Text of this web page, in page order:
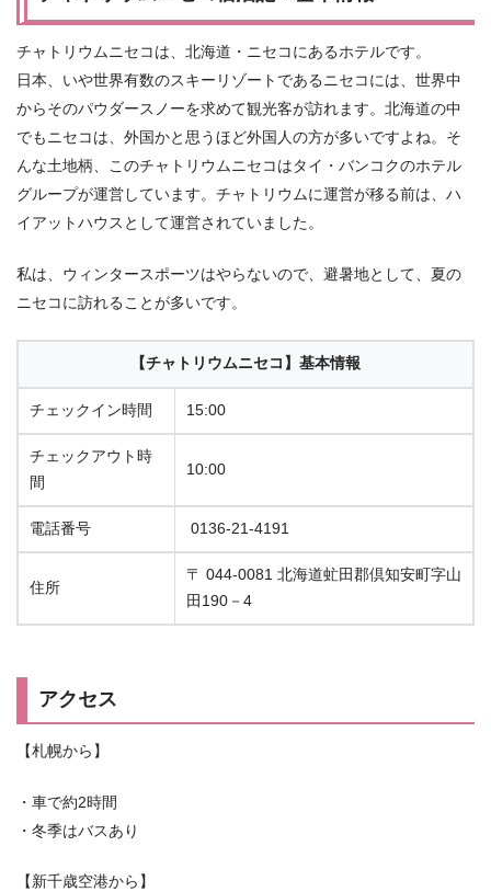
チャトリウムニセコは、北海道・ニセコにあるホテルです。
日本、いや世界有数のスキーリゾートであるニセコには、世界中
からそのパウダースノーを求めて観光客が訪れます。北海道の中
でもニセコは、外国かと思うほど外国人の方が多いですよね。そ
んな土地柄、このチャトリウムニセコはタイ・バンコクのホテル
グループが運営しています。チャトリウムに運営が移る前は、ハ
イアットハウスとして運営されていました。
私は、ウィンタースポーツはやらないので、避暑地として、夏の
ニセコに訪れることが多いです。
【チャトリウムニセコ】基本情報
チェックイン時間 15:00
チェックアウト時
間
10:00
電話番号 0136-21-4191
住所
〒 044-0081 北海道虻田郡倶知安町字山
田190－4
アクセス
【札幌から】
・車で約2時間
・冬季はバスあり
【新千歳空港から】